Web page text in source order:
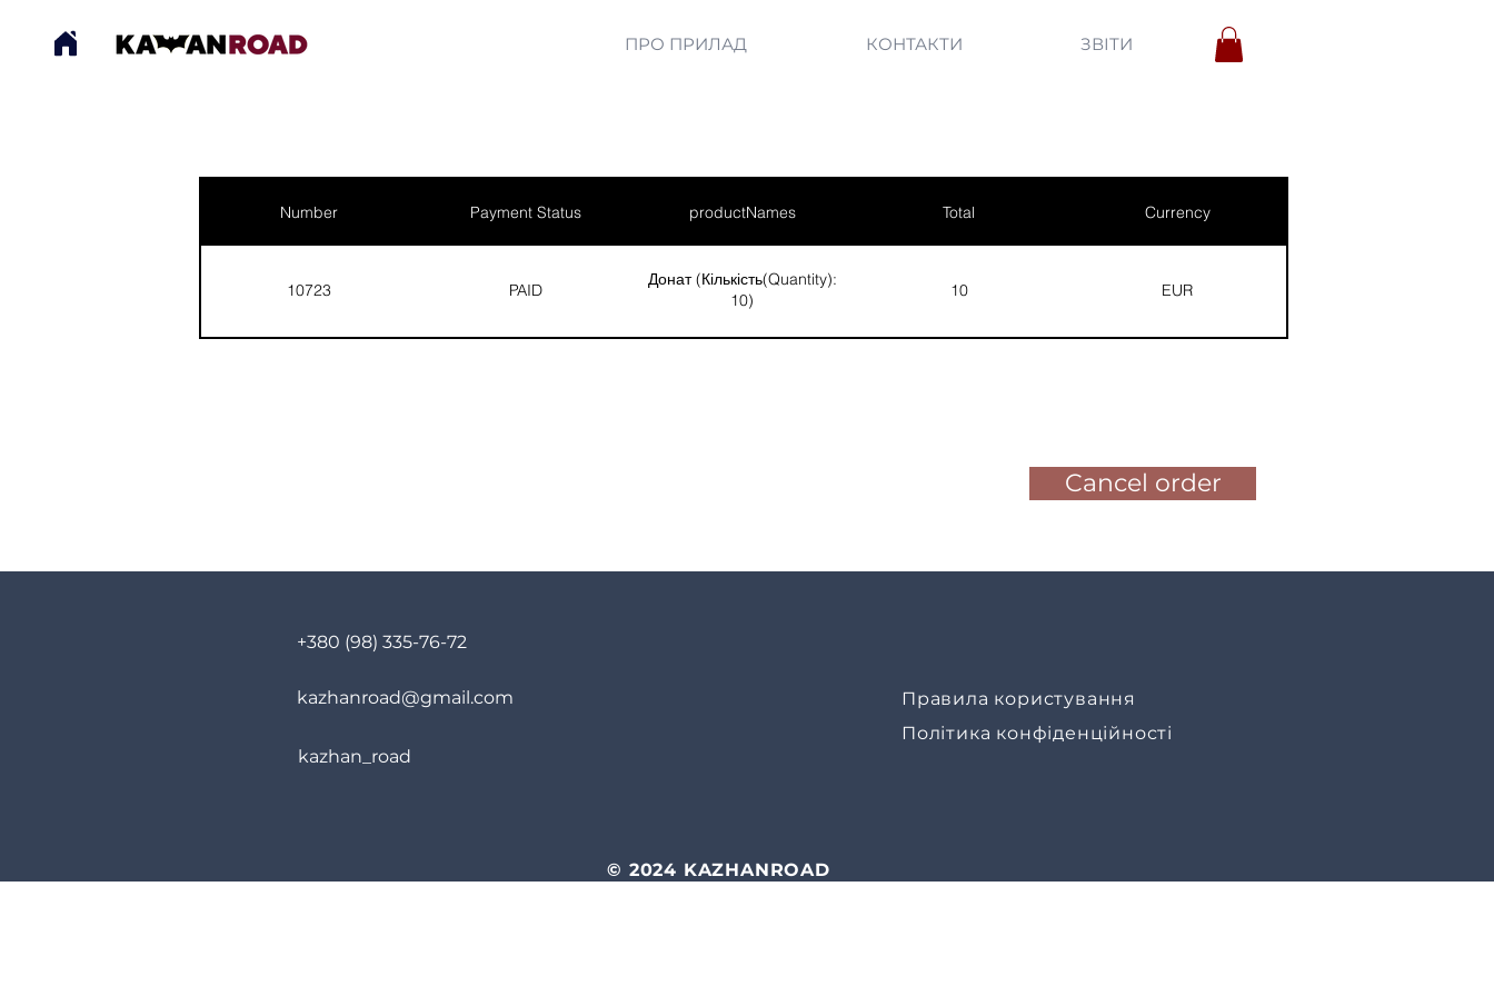
ПРО ПРИЛАД КОНТАКТИ ЗВІТИ
Number Payment Status productNames Total Currency
10723 PAID
Донат (Кількість(Quantity):
10)
10 EUR
Cancel order
+380 (98) 335-76-72
kazhanroad@gmail.com
kazhan_road
Правила користування
Політика конфіденційності
© 2024 KAZHANROAD